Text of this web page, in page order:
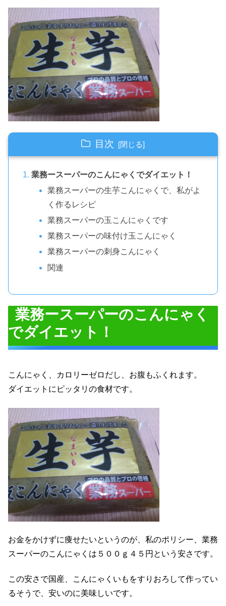
目次
業務ースーパーのこんにゃくでダイエット！
業務スーパーの生芋こんにゃくで、私がよ
く作るレシピ
業務スーパーの玉こんにゃくです
業務スーパーの味付け玉こんにゃく
業務スーパーの刺身こんにゃく
関連
業務ースーパーのこんにゃく
でダイエット！
こんにゃく、カロリーゼロだし、お腹もふくれます。
ダイエットにピッタリの食材です。
お金をかけずに痩せたいというのが、私のポリシー、業務
スーパーのこんにゃくは５００ｇ４５円という安さです。
この安さで国産、こんにゃくいもをすりおろして作ってい
るそうで、安いのに美味しいです。